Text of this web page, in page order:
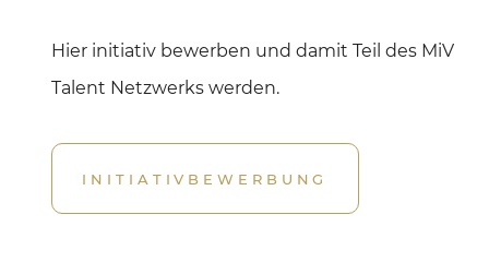
Hier initiativ bewerben und damit Teil des MiV
Talent Netzwerks werden.
INITIATIVBEWERBUNG